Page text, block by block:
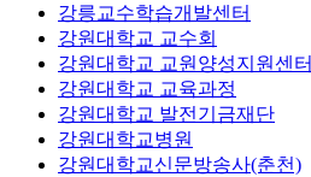
강릉교수학습개발센터
강원대학교 교수회
강원대학교 교원양성지원센터
강원대학교 교육과정
강원대학교 발전기금재단
강원대학교병원
강원대학교신문방송사(춘천)